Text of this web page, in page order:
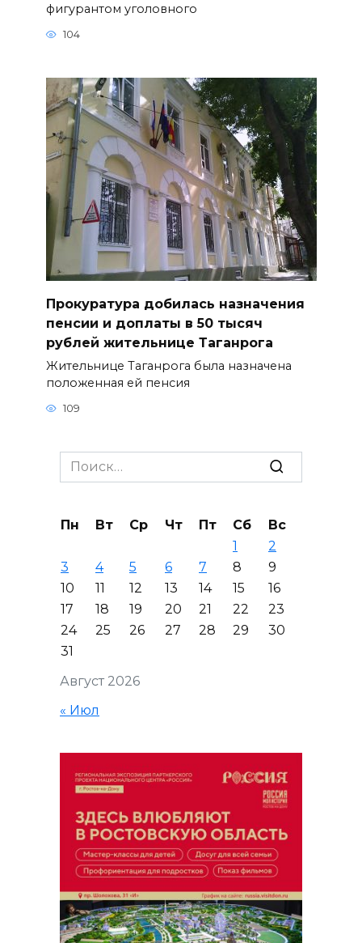
фигурантом уголовного
104
Прокуратура добилась назначения
пенсии и доплаты в 50 тысяч
рублей жительнице Таганрога
Жительнице Таганрога была назначена
положенная ей пенсия
109
Search
for:
Август 2026
Пн Вт Ср Чт Пт Сб
Вс
1
2
3
4 5 6 7 8
9
10
11 12 13 14 15
16
17
18 19 20 21 22
23
24
25 26 27 28 29
30
31
« Июл